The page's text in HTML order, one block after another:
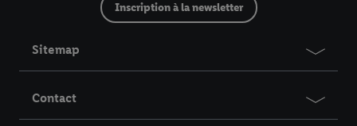
Inscription à la newsletter
Sitemap
Contact